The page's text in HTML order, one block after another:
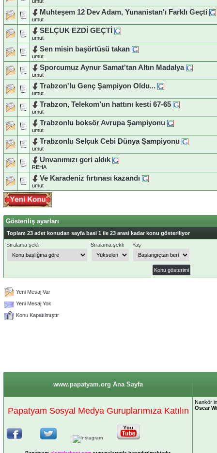
Muhteşem 12 Dev Adam, Yunanistan'ı Farklı Geçti
umut
SELÇUK EZDİ GEÇTİ
umut
Sen misin başörtüsü takan
umut
Sporcumuz Aynur Samat'tan Altın Madalya
umut
Trabzon'lu Genç Şampiyon Oldu...
umut
Trabzon, Telekom’un hattını kesti 67-65
umut
Trabzonlu boksör Avrupa Şampiyonu
umut
Trabzonlu Selçuk Cebi Dünya Şampiyonu
umut
Unvanımızı geri aldık
REHA
Ve Karadeniz fırtınası kazandı
umut
Gösteriliş ayarları
Toplam 23 adet konudan sayfa basi 1 ile 23 arasi kadar konu gösteriliyor
Sıralama şekli
Sıralama şekli Yaş
Yeni Mesaj Var
Yeni Mesaj Yok
Konu Kapatılmıştır
www.papatyam.org Ana Sayfa
Papatyam Sosyal Medya Guruplarımıza Katılın
Nankör
Oscar